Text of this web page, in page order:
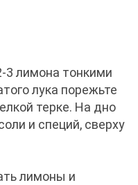
3 лимона тонкими
лука порежьте
терке. На дно
и специй, сверху
лимоны и